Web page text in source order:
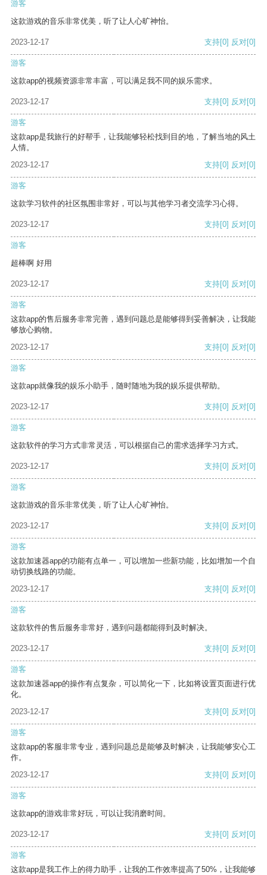
游客
这款游戏的音乐非常优美，听了让人心旷神怡。
2023-12-17 支持[0] 反对[0]
游客
这款app的视频资源非常丰富，可以满足我不同的娱乐需求。
2023-12-17 支持[0] 反对[0]
游客
这款app是我旅行的好帮手，让我能够轻松找到目的地，了解当地的风土
人情。
2023-12-17
支持[0] 反对[0]
游客
这款学习软件的社区氛围非常好，可以与其他学习者交流学习心得。
2023-12-17 支持[0] 反对[0]
游客
超棒啊 好用
2023-12-17 支持[0] 反对[0]
游客
这款app的售后服务非常完善，遇到问题总是能够得到妥善解决，让我能
够放心购物。
2023-12-17
支持[0] 反对[0]
游客
这款app就像我的娱乐小助手，随时随地为我的娱乐提供帮助。
2023-12-17 支持[0] 反对[0]
游客
这款软件的学习方式非常灵活，可以根据自己的需求选择学习方式。
2023-12-17 支持[0] 反对[0]
游客
这款游戏的音乐非常优美，听了让人心旷神怡。
2023-12-17 支持[0] 反对[0]
游客
这款加速器app的功能有点单一，可以增加一些新功能，比如增加一个自
动切换线路的功能。
2023-12-17
支持[0] 反对[0]
游客
这款软件的售后服务非常好，遇到问题都能得到及时解决。
2023-12-17 支持[0] 反对[0]
游客
这款加速器app的操作有点复杂，可以简化一下，比如将设置页面进行优
化。
2023-12-17
支持[0] 反对[0]
游客
这款app的客服非常专业，遇到问题总是能够及时解决，让我能够安心工
作。
2023-12-17
支持[0] 反对[0]
游客
这款app的游戏非常好玩，可以让我消磨时间。
2023-12-17 支持[0] 反对[0]
游客
这款app是我工作上的得力助手，让我的工作效率提高了50%，让我能够